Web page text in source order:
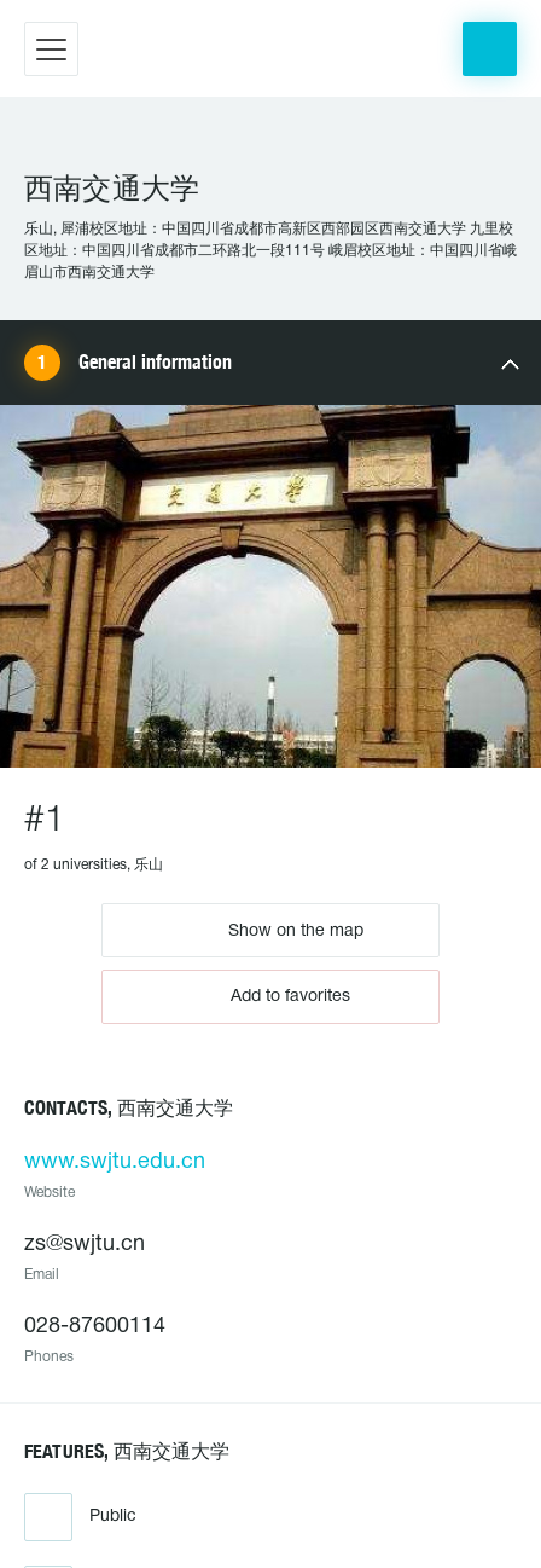
西南交通大学
乐山, 犀浦校区地址：中国四川省成都市高新区西部园区西南交通大学 九里校
区地址：中国四川省成都市二环路北一段111号 峨眉校区地址：中国四川省峨
眉山市西南交通大学
General information
#1
of 2 universities, 乐山
Show on the map
Add to favorites
CONTACTS, 西南交通大学
www.swjtu.edu.cn
Website
zs@swjtu.cn
Email
028-87600114
Phones
FEATURES, 西南交通大学
Public